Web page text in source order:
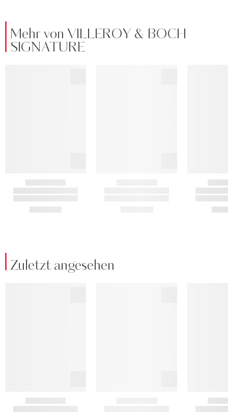
Mehr von VILLEROY & BOCH
SIGNATURE
Zuletzt angesehen